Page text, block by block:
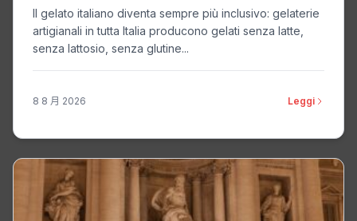
Il gelato italiano diventa sempre più inclusivo: gelaterie
artigianali in tutta Italia producono gelati senza latte,
senza lattosio, senza glutine...
8 8 月 2026 Leggi